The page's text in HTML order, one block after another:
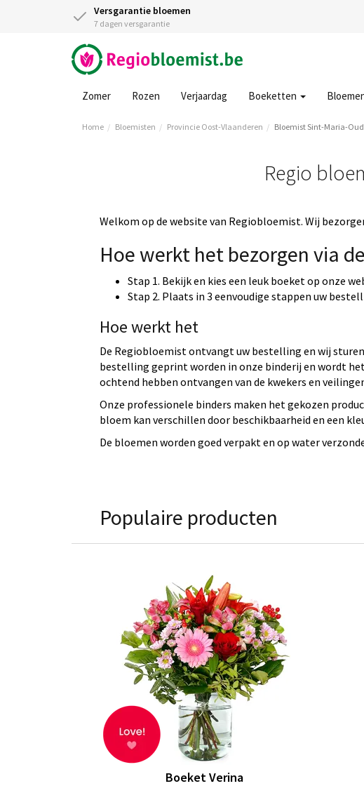
Versgarantie bloemen
7 dagen versgarantie
Zomer Rozen Verjaardag Boeketten
Home Bloemisten Provincie Oost-Vlaanderen Bloemist Sint-Maria-
Regio
Welkom op de website van Regiobloemist. Wij
Hoe werkt het bezorgen via
Stap 1. Bekijk en kies een leuk boeket op onze
Stap 2. Plaats in 3 eenvoudige stappen uw
Hoe werkt het
De Regiobloemist ontvangt uw bestelling en wij
bestelling geprint worden in onze binderij en wordt
ochtend hebben ontvangen van de kwekers en
Onze professionele binders maken het gekozen
bloem kan verschillen door beschikbaarheid en een
De bloemen worden goed verpakt en op water
Populaire producten
Boeket Verina